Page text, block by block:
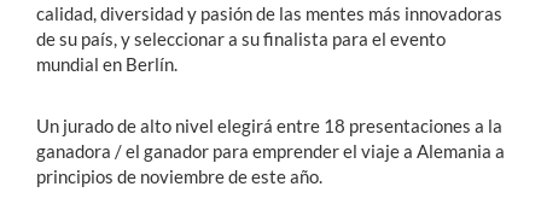
calidad, diversidad y pasión de las mentes más innovadoras
de su país, y seleccionar a su finalista para el evento
mundial en Berlín.
Un jurado de alto nivel elegirá entre 18 presentaciones a la
ganadora / el ganador para emprender el viaje a Alemania a
principios de noviembre de este año.